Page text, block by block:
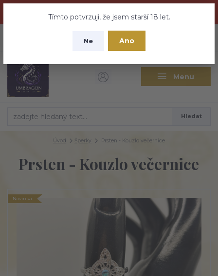
nebuďte vyděšeni zde najdete vše a ještě mnohem víc
Tímto potvrzuji, že jsem starší 18 let.
Ne Ano
Menu
CZK
Hledat
Úvod Šperky Prsten - Kouzlo večernice
Prsten - Kouzlo večernice
Novinka